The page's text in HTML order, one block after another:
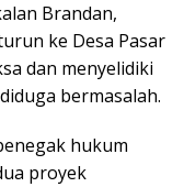
Brandan,
ke Desa Pasar
dan menyelidiki
bermasalah.
hukum
proyek